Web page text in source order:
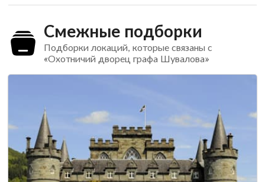
Смежные подборки
Подборки локаций, которые связаны с
«Охотничий дворец графа Шувалова»